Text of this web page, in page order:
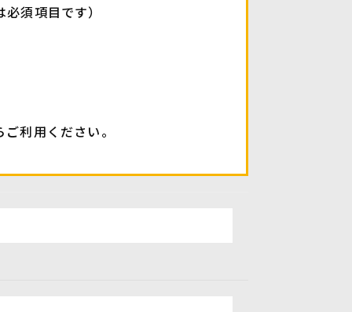
必須項目です）
利用ください。